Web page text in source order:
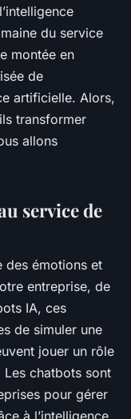
du service
montée en
de
artificielle. Alors,
transformer
allons
service de
des émotions et
entreprise, de
IA, ces
de simuler une
jouer un rôle
chatbots sont
pour gérer